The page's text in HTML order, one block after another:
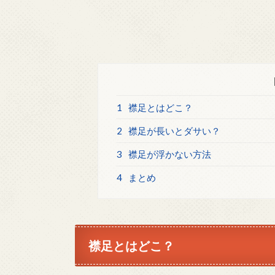
1 襟足とはどこ？
2 襟足が長いとダサい？
3 襟足が浮かない方法
4 まとめ
襟足とはどこ？